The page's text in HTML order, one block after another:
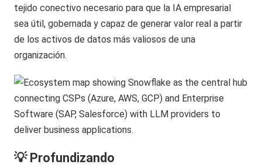
tejido conectivo necesario para que la IA empresarial
sea útil, gobernada y capaz de generar valor real a partir
de los activos de datos más valiosos de una
organización.
💡 Profundizando